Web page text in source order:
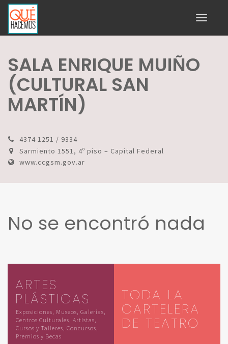
Toggle
SALA ENRIQUE MUIÑO
(CULTURAL SAN
MARTÍN)
4374 1251 / 9334
Sarmiento 1551, 4º piso – Capital Federal
www.ccgsm.gov.ar
No se encontró nada
ARTES
PLÁSTICAS
Exposiciones, Museos, Galerías,
Centros Culturales, Artistas,
Cursos y Talleres, Concursos,
Premios y Becas
TODA LA
CARTELERA
DE TEATRO